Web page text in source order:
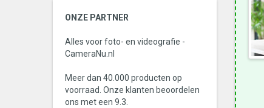
ONZE PARTNER
Alles voor foto- en videografie -
CameraNu.nl
Meer dan 40.000 producten op
voorraad. Onze klanten beoordelen
ons met een 9.3.